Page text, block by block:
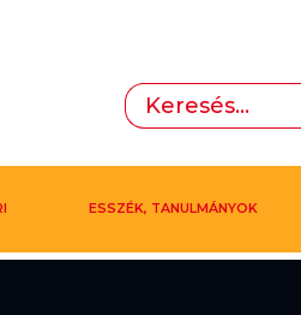
ESSZÉK, TANULMÁNYOK